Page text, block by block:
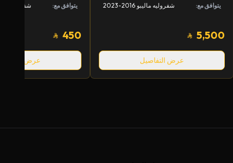
يتوافق مع: شفروليه ماليبو 2016-2023
5,500
عرض التفاصيل
يتوافق مع:
شفروليه ماليبو
450
عرض